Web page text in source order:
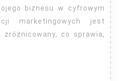
przy
wyborze
partnera?
biznesu w cyfrowym
marketingowych jest
zróżnicowany, co sprawia,